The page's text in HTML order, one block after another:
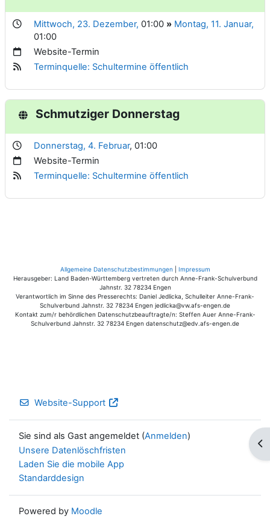
Mittwoch, 23. Dezember, 01:00 » Montag, 11. Januar,
01:00
Website-Termin
Terminquelle: Schultermine öffentlich
Schmutziger Donnerstag
Donnerstag, 4. Februar, 01:00
Website-Termin
Terminquelle: Schultermine öffentlich
Allgemeine Datenschutzbestimmungen
Impressum
Herausgeber: Land Baden-Württemberg vertreten durch Anne-Frank-Schulverbund
Jahnstr. 32 78234 Engen
Verantwortlich im Sinne des Presserechts: Daniel Jedlicka, Schulleiter Anne-Frank-
Schulverbund Jahnstr. 32 78234 Engen jedlicka@vw.afs-engen.de
Kontakt zum/r behördlichen Datenschutzbeauftragte/n: Steffen Auer Anne-Frank-
Schulverbund Jahnstr. 32 78234 Engen datenschutz@edv.afs-engen.de
Website-Support
Sie sind als Gast angemeldet (Anmelden)
Unsere Datenlöschfristen
Laden Sie die mobile App
Standarddesign
Powered by Moodle